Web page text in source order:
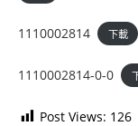
1110002814 下載
1110002814-0-0
Post Views: 126